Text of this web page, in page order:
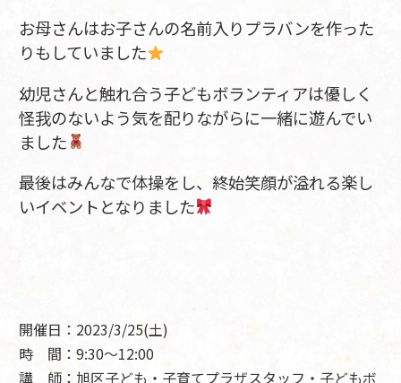
お母さんはお子さんの名前入りプラバンを作った
りもしていました
幼児さんと触れ合う子どもボランティアは優しく
怪我のないよう気を配りながらに一緒に遊んでい
ました
最後はみんなで体操をし、終始笑顔が溢れる楽し
いイベントとなりました
開催日：2023/3/25(土)
時 間：9:30～12:00
講 師：旭区子ども・子育てプラザスタッフ・子どもボ